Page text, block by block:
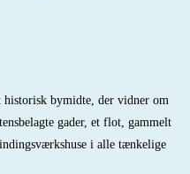
bymidte, der vidner om
gader, et flot, gammelt
i alle tænkelige